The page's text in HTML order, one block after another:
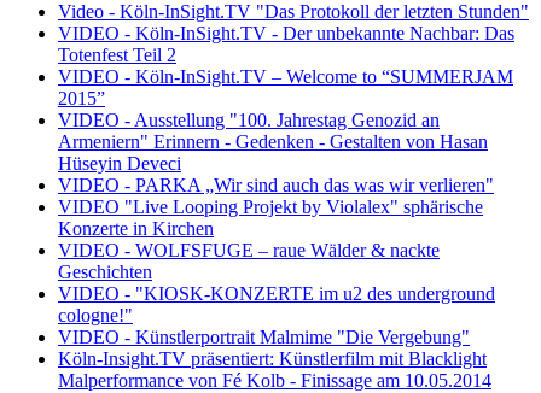
Video - Köln-InSight.TV "Das Protokoll der letzten Stunden"
VIDEO - Köln-InSight.TV - Der unbekannte Nachbar: Das
Totenfest Teil 2
VIDEO - Köln-InSight.TV – Welcome to “SUMMERJAM
2015”
VIDEO - Ausstellung "100. Jahrestag Genozid an
Armeniern" Erinnern - Gedenken - Gestalten von Hasan
Hüseyin Deveci
VIDEO - PARKA „Wir sind auch das was wir verlieren"
VIDEO "Live Looping Projekt by Violalex" sphärische
Konzerte in Kirchen
VIDEO - WOLFSFUGE – raue Wälder & nackte
Geschichten
VIDEO - "KIOSK-KONZERTE im u2 des underground
cologne!"
VIDEO - Künstlerportrait Malmime "Die Vergebung"
Köln-Insight.TV präsentiert: Künstlerfilm mit Blacklight
Malperformance von Fé Kolb - Finissage am 10.05.2014